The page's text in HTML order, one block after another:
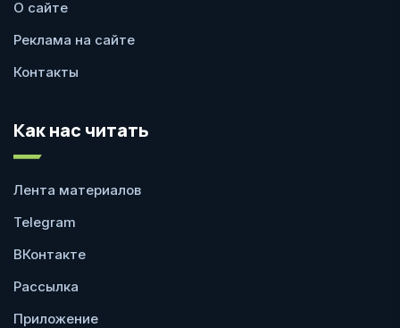
О сайте
Реклама на сайте
Контакты
Как нас читать
Лента материалов
Telegram
ВКонтакте
Рассылка
Приложение